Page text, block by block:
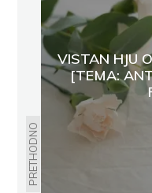
PRETHODNO
VISTAN HJU
[TEMA: